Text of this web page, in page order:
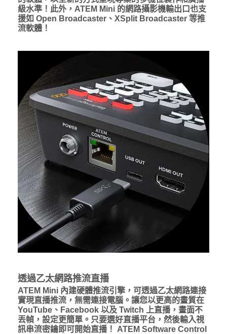
級水準！此外，ATEM Mini 的網路攝影機輸出口也支
援如 Open Broadcaster、XSplit Broadcaster 等推
流軟體！
透過乙太網路推流直播
ATEM Mini 內建硬體推流引擎，可透過乙太網路連接
實現直播推流，無需連接電腦。讓您以更高的畫質在
YouTube、Facebook 以及 Twitch 上直播，畫面不
丟幀，設定更簡單。只要選好直播平台，然後輸入視
訊串流密鑰即可開始直播！ ATEM Software Control